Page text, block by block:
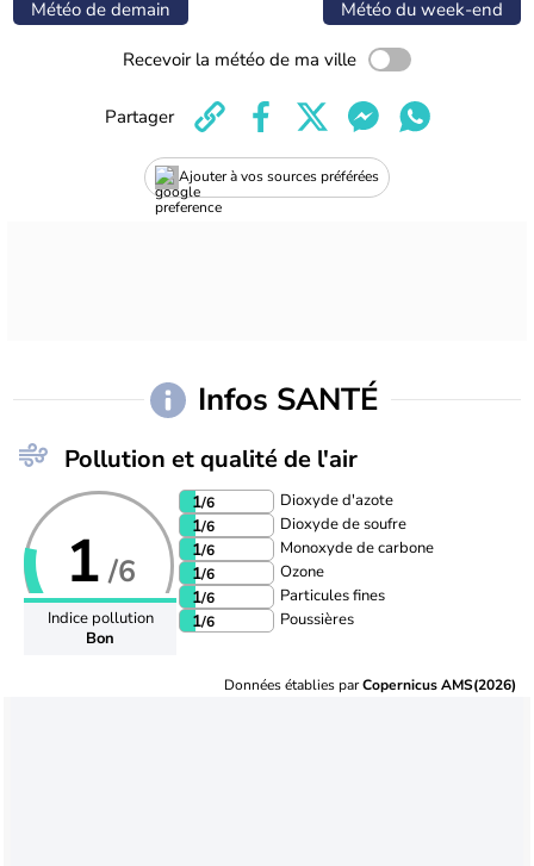
Météo de demain Météo du week-end
Recevoir la météo de ma ville
Ajouter à vos sources préférées
Partager
Infos SANTÉ
Pollution et qualité de l'air
1 /6
Indice pollution
Bon
1/6 Dioxyde d'azote
1/6 Dioxyde de soufre
1/6 Monoxyde de carbone
1/6 Ozone
1/6 Particules fines
1/6 Poussières
Données établies parCopernicus AMS(2026)